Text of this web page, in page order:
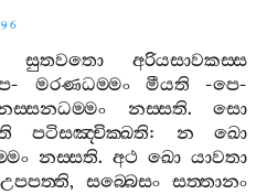
96
සුතවතො
අරියසාවකස‍්ස
- මරණධම‍්මං මීයති -පෙ-
නස‍්සති.සො
පටිසඤ‍්චික‍්ඛති: න
ඛො
නස‍්සති. අථ ඛො යාවතා
උපපත‍්ති,සබ‍්බෙසං සත‍්තානං